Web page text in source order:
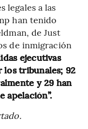
legales a las
han tenido
de Just
de inmigración
ejecutivas
los tribunales; 92
y 29 han
apelación”.